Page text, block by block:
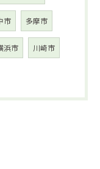
市 多摩市
浜市 川崎市